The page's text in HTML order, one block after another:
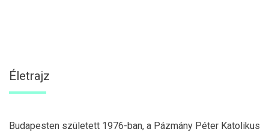
Életrajz
Budapesten született 1976-ban, a Pázmány Péter Katolikus